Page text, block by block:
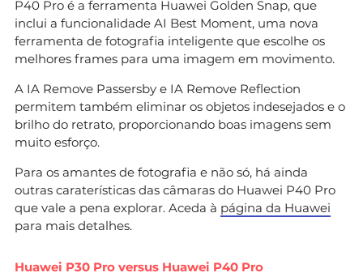
P40 Pro é a ferramenta Huawei Golden Snap, que
inclui a funcionalidade AI Best Moment, uma nova
ferramenta de fotografia inteligente que escolhe os
melhores frames para uma imagem em movimento.
A IA Remove Passersby e IA Remove Reflection
permitem também eliminar os objetos indesejados e o
brilho do retrato, proporcionando boas imagens sem
muito esforço.
Para os amantes de fotografia e não só, há ainda
outras caraterísticas das câmaras do Huawei P40 Pro
que vale a pena explorar. Aceda à página da Huawei
para mais detalhes.
Huawei P30 Pro versus Huawei P40 Pro